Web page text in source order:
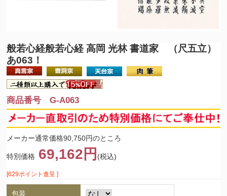
般若心経般若心経 高岡 光林 書道家 （尺五立）
あ063！
商品番号 G-A063
メーカー通常価格90,750円のところ
特別価格 69,162円 (税込)
[629ポイント進呈 ]
包装